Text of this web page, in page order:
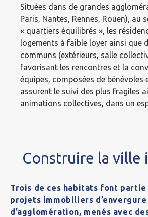
Situées dans de grandes
Paris, Nantes, Rennes, Rouen), au
« quartiers équilibrés », les
logements à faible loyer ainsi que
communs (extérieurs, salle
favorisant les rencontres et la
équipes, composées de bénévoles
assurent le suivi des plus fragiles
animations collectives, dans un
Construire la ville
Trois de ces habitats font partie
projets immobiliers
d’agglomération, menés avec